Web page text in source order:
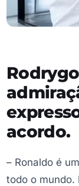
acordo.
– Ronaldo é
todo o mundo.